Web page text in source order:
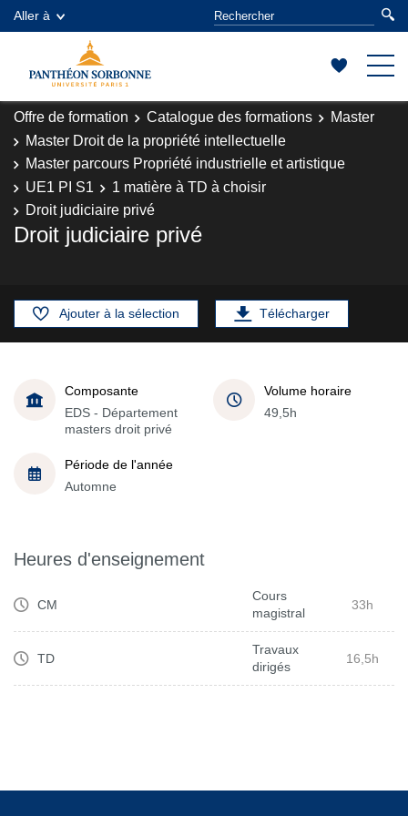
Aller à
Offre de formation Catalogue des formations
Master
Master Droit de la propriété intellectuelle
Master parcours Propriété industrielle et artistique
UE1 PI S1
1 matière à TD à choisir
Droit judiciaire privé
Droit judiciaire privé
Ajouter à la sélection Télécharger
Composante
EDS - Département
masters droit privé
Volume horaire
49,5h
Période de l'année
Automne
Heures d'enseignement
CM
Cours
magistral
33h
TD
Travaux
dirigés
16,5h